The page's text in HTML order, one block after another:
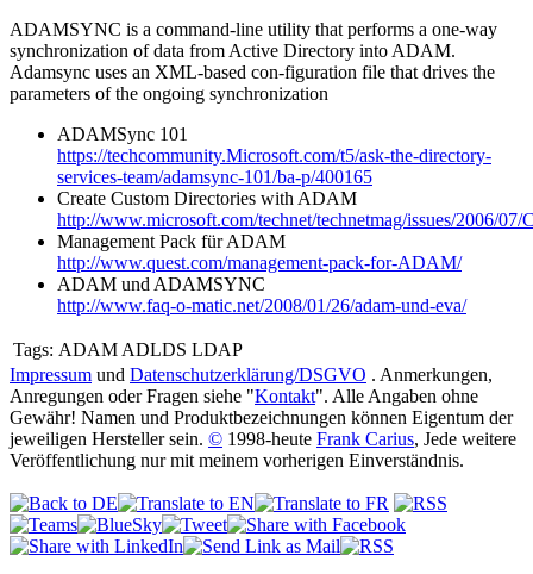
ADAMSYNC is a command-line utility that performs a one-way
synchronization of data from Active Directory into ADAM.
Adamsync uses an XML-based con-figuration file that drives the
parameters of the ongoing synchronization
ADAMSync 101
https://techcommunity.Microsoft.com/t5/ask-the-directory-
services-team/adamsync-101/ba-p/400165
Create Custom Directories with ADAM
http://www.microsoft.com/technet/technetmag/issues/2006/07/
Management Pack für ADAM
http://www.quest.com/management-pack-for-ADAM/
ADAM und ADAMSYNC
http://www.faq-o-matic.net/2008/01/26/adam-und-eva/
Tags: ADAM ADLDS LDAP
Impressum und Datenschutzerklärung/DSGVO . Anmerkungen,
Anregungen oder Fragen siehe "Kontakt". Alle Angaben ohne
Gewähr! Namen und Produktbezeichnungen können Eigentum der
jeweiligen Hersteller sein. © 1998-heute Frank Carius, Jede weitere
Veröffentlichung nur mit meinem vorherigen Einverständnis.